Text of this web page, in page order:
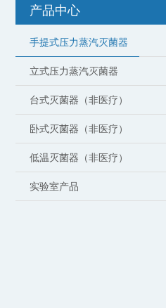
产品中心
手提式压力蒸汽灭菌器
立式压力蒸汽灭菌器
台式灭菌器（非医疗）
卧式灭菌器（非医疗）
低温灭菌器（非医疗）
实验室产品